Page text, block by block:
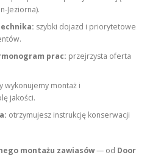
szybki dojazd i priorytetowe
prac: przejrzysta oferta
wykonujemy montaż i
jakości.
otrzymujesz instrukcję konserwacji
montażu zawiasów— od Door